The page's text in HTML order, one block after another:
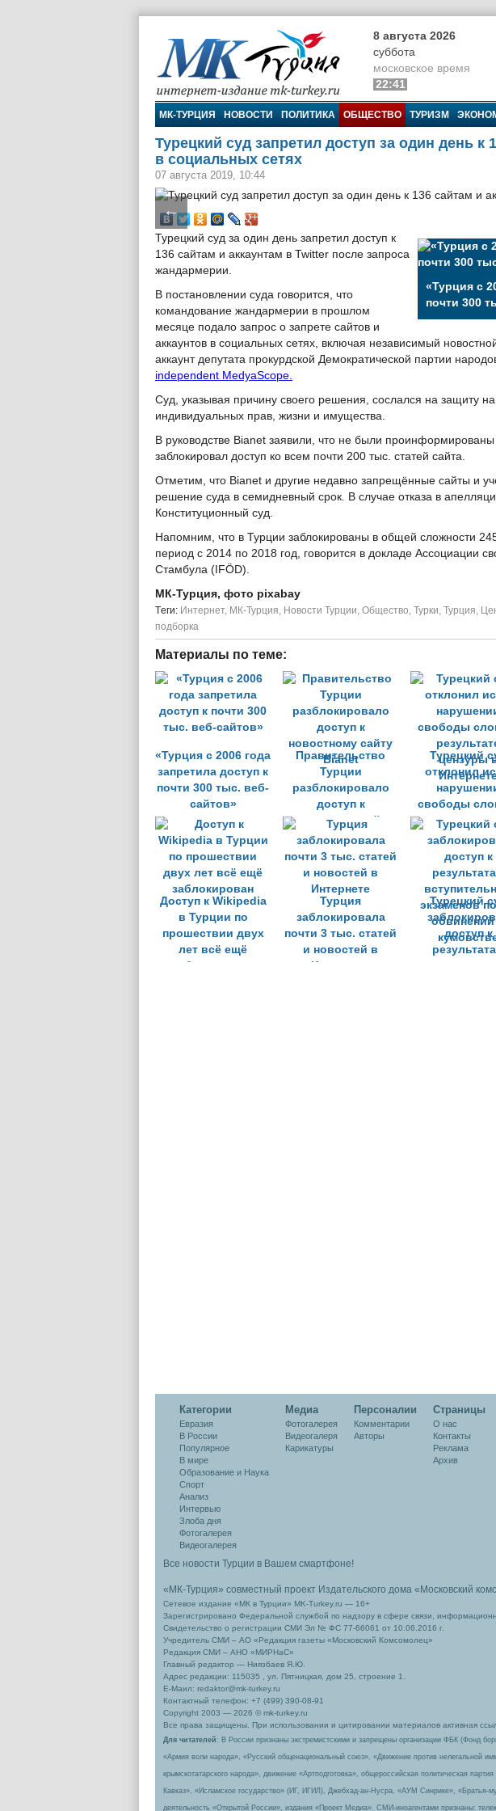
МК-Турция
8 августа 2026
суббота
московское время
22:41
МК-ТУРЦИЯ НОВОСТИ ПОЛИТИКА ОБЩЕСТВО ТУРИЗМ
Турецкий суд запретил доступ за один день к
в социальных сетях
07 августа 2019, 10:44
←
«Турция с
почти 300
Турецкий суд за один день запретил доступ к
136 сайтам и аккаунтам в Twitter после запроса
жандармерии.
В постановлении суда говорится, что
командование жандармерии в прошлом
месяце подало запрос о запрете сайтов и
аккаунтов в социальных сетях, включая независимый
аккаунт депутата прокурдской Демократической партии
independent MedyaScope.
Суд, указывая причину своего решения, сослался на защиту
индивидуальных прав, жизни и имущества.
В руководстве Bianet заявили, что не были
заблокировал доступ ко всем почти 200 тыс. статей сайта.
Отметим, что Bianet и другие недавно запрещённые сайты и
решение суда в семидневный срок. В случае отказа в
Конституционный суд.
Напомним, что в Турции заблокированы в общей сложности
период с 2014 по 2018 год, говорится в докладе Ассоциации
Стамбула (IFÖD).
МК-Турция, фото pixabay
Tеги: Интернет, МК-Турция, Новости Турции, Общество, Турки, Турция,
подборка
Материалы по теме:
«Турция с 2006 года
запретила доступ к
почти 300 тыс. веб-
сайтов»
Правительство
Турции
разблокировало
доступ к
новостному сайту
Bianet
Турецкий
отклонил
свободы
цензуры
Интернете
Доступ к Wikipedia
в Турции по
прошествии двух
лет всё ещё
заблокирован
Турция
заблокировала
почти 3 тыс. статей
и новостей в
Интернете
Турецкий
доступ к
Категории
Евразия
В России
Популярное
В мире
Образование и Наука
Спорт
Анализ
Интервью
Злоба дня
Фотогалерея
Видеогалерея
Медиа
Фотогалерея
Видеогалеря
Карикатуры
Персоналии
Комментарии
Авторы
Cтраницы
О нас
Контакты
Реклама
Архив
Все новости Турции в Вашем смартфоне!
«МК-Турция» совместный проект Издательского дома «Московский
Сетевое издание «МК в Турции» MK-Turkey.ru — 16+
Зарегистрировано Федеральной службой по надзору в сфере связи,
Свидетельство о регистрации СМИ Эл № ФС 77-66061 от 10.06.2016 г.
Учредитель СМИ – АО «Редакция газеты «Московский Комсомолец»
Редакция СМИ – АНО «МИРНаС»
Главный редактор — Ниязбаев Я.Ю.
Адрес редакции: 115035 , ул. Пятницкая, дом 25, строение 1.
Е-Маил: redaktor@mk-turkey.ru
Контактный телефон: +7 (499) 390-08-91
Copyright 2003 — 2026 © mk-turkey.ru
Все права защищены. При использовании и цитировании материалов активная
Для читателей : В России признаны экстремистскими и запрещены организации ФБК (Фонд
«Армия воли народа», «Русский общенациональный союз», «Движение против
крымскотатарского народа», движение «Артподготовка», общероссийская политическая
Кавказ», «Исламское государство» (ИГ, ИГИЛ), Джебхад-ан-Нусра, «АУМ Синрике»,
деятельность «Открытой России», издания «Проект Медиа». СМИ-иноагентами признаны: